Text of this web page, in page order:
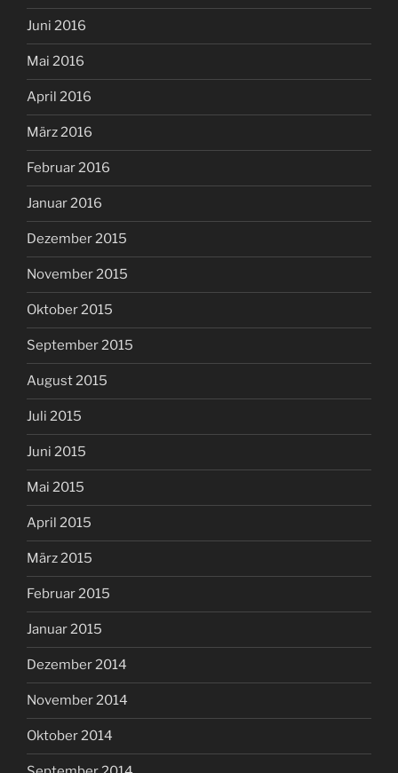
Juni 2016
Mai 2016
April 2016
März 2016
Februar 2016
Januar 2016
Dezember 2015
November 2015
Oktober 2015
September 2015
August 2015
Juli 2015
Juni 2015
Mai 2015
April 2015
März 2015
Februar 2015
Januar 2015
Dezember 2014
November 2014
Oktober 2014